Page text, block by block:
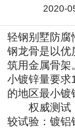
2020-
轻钢别墅防腐
钢龙骨是以优
筑用金属骨架
小镀锌量要求
的地区最小镀
权威测试：
较试验：镀铝